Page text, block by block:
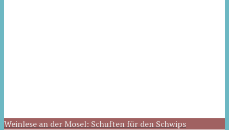
Weinlese an der Mosel: Schuften für den Schwips